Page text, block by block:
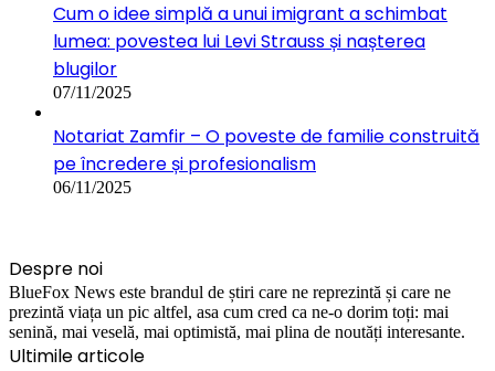
Cum o idee simplă a unui imigrant a schimbat
lumea: povestea lui Levi Strauss și nașterea
blugilor
07/11/2025
Notariat Zamfir – O poveste de familie construită
pe încredere și profesionalism
06/11/2025
Despre noi
BlueFox News este brandul de știri care ne reprezintă și care ne
prezintă viața un pic altfel, asa cum cred ca ne-o dorim toți: mai
senină, mai veselă, mai optimistă, mai plina de noutăți interesante.
Ultimile articole